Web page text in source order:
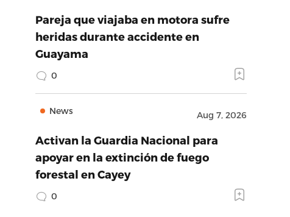
Pareja que viajaba en motora sufre
heridas durante accidente en
Guayama
0
News Aug 7, 2026
Activan la Guardia Nacional para
apoyar en la extinción de fuego
forestal en Cayey
0